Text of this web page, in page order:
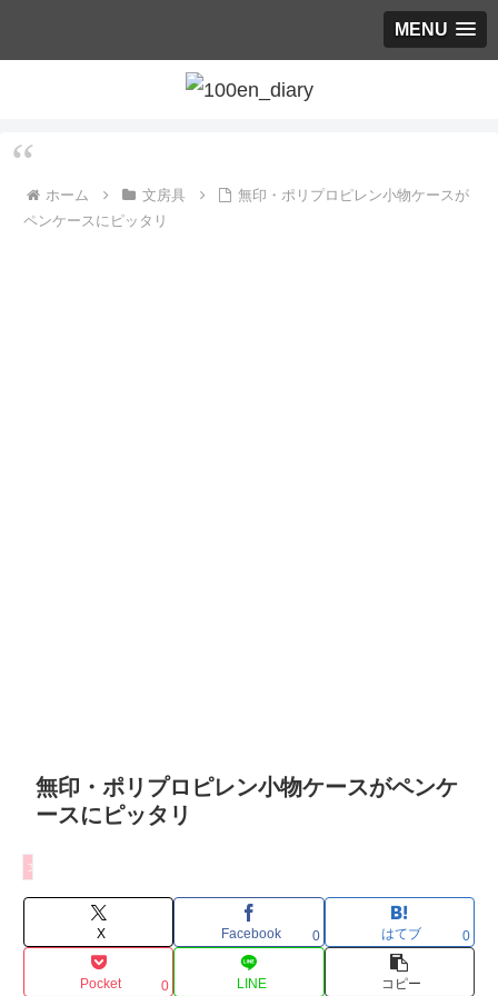
MENU
ホーム 文房具
無印・ポリプロピレン小物ケースが
ペンケースにピッタリ
無印・ポリプロピレン小物ケースがペンケ
ースにピッタリ
文房具
X Facebook 0 はてブ 0
Pocket 0 LINE コピー